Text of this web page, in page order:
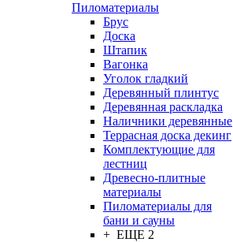
Пиломатериалы
Брус
Доска
Штапик
Вагонка
Уголок гладкий
Деревянный плинтус
Деревянная раскладка
Наличники деревянные
Террасная доска декинг
Комплектующие для
лестниц
Древесно-плитные
материалы
Пиломатериалы для
бани и сауны
+ ЕЩЕ 2